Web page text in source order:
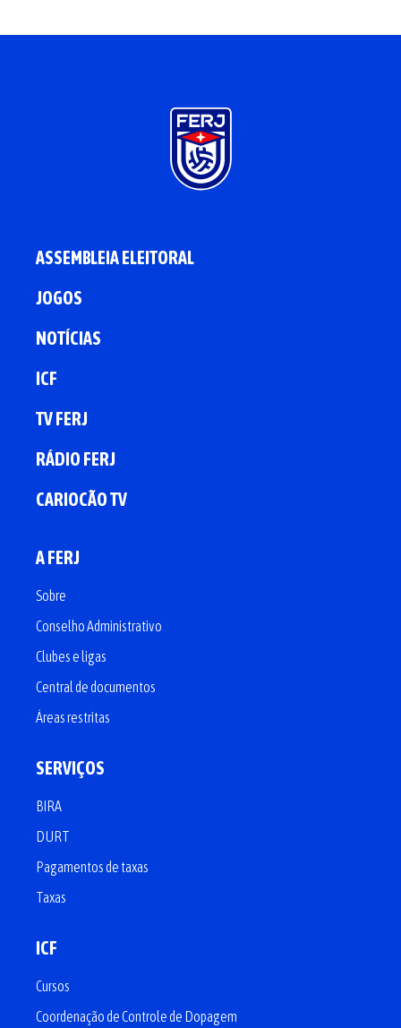
ASSEMBLEIA ELEITORAL
JOGOS
NOTÍCIAS
ICF
TV FERJ
RÁDIO FERJ
CARIOCÃO TV
A FERJ
Sobre
Conselho Administrativo
Clubes e ligas
Central de documentos
Áreas restritas
SERVIÇOS
BIRA
DURT
Pagamentos de taxas
Taxas
ICF
Cursos
Coordenação de Controle de Dopagem